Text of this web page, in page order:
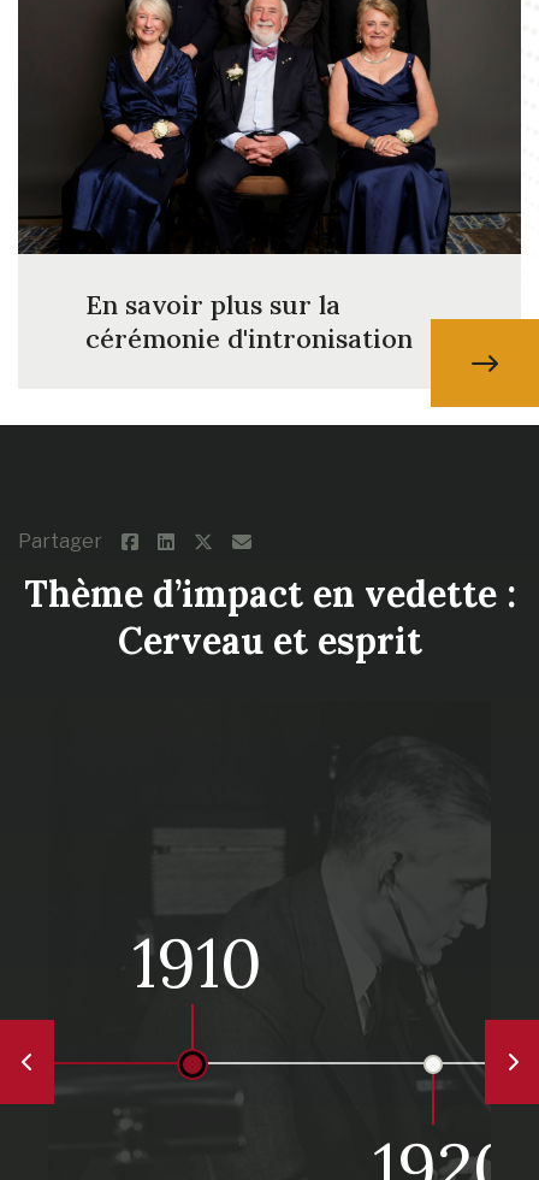
En savoir plus sur la
cérémonie d'intronisation
Partager
Thème d’impact en vedette :
Cerveau et esprit
1910